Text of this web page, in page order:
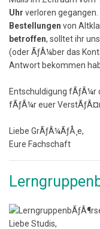
Uhr verloren gegangen.
Bestellungen von
betroffen, solltet ihr
(oder ÃƒÂ¼ber das
Antwort bekommen
Entschuldigung fÃƒÂ¼r
fÃƒÂ¼r euer
Liebe GrÃƒÂ¼ÃƒÅ¸e,
Eure Fachschaft
Liebe Studis,